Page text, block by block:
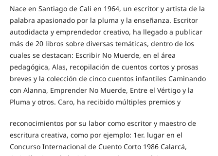
Nace en Santiago de Cali en 1964, un escritor y artista de la
palabra apasionado por la pluma y la enseñanza. Escritor
autodidacta y emprendedor creativo, ha llegado a publicar
más de 20 libros sobre diversas temáticas, dentro de los
cuales se destacan: Escribir No Muerde, en el área
pedagógica, Alas, recopilación de cuentos cortos y prosas
breves y la colección de cinco cuentos infantiles Caminando
con Alanna, Emprender No Muerde, Entre el Vértigo y la
Pluma y otros. Caro, ha recibido múltiples premios y
reconocimientos por su labor como escritor y maestro de
escritura creativa, como por ejemplo: 1er. lugar en el
Concurso Internacional de Cuento Corto 1986 Calarcá,